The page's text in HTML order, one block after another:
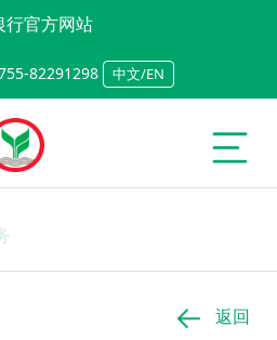
行官方网站
82291298 中文/EN
返回